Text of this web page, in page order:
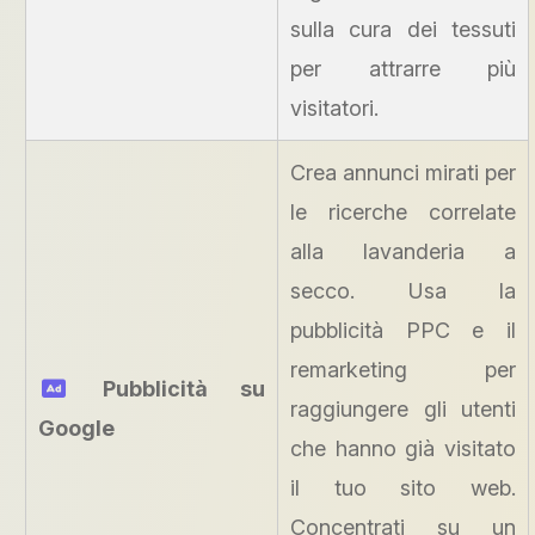
sulla cura dei tessuti
per attrarre più
visitatori.
Pubblicità su
Google
Crea annunci mirati per
le ricerche correlate
alla lavanderia a
secco. Usa la
pubblicità PPC e il
remarketing per
raggiungere gli utenti
che hanno già visitato
il tuo sito web.
Concentrati su un